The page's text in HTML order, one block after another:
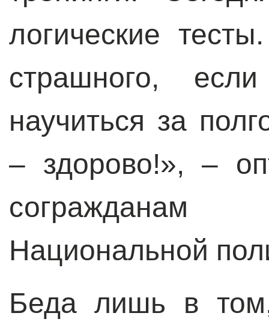
логические
страшного,
научиться за
– здорово!», –
Национальной
Беда лишь в